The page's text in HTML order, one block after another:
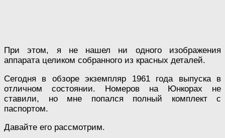
При этом, я не нашел ни одного изображения
аппарата целиком собранного из красных деталей.
Сегодня в обзоре экземпляр 1961 года выпуска в
отличном состоянии. Номеров на Юнкорах не
ставили, но мне попался полный комплект с
паспортом.
Давайте его рассмотрим.